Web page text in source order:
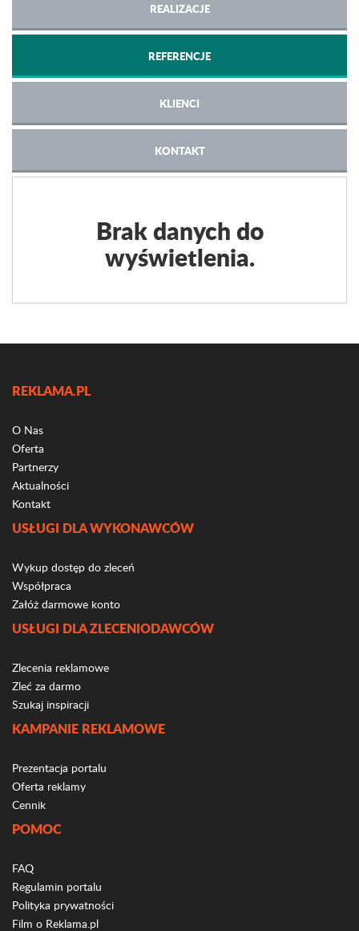
REALIZACJE
REFERENCJE
KLIENCI
KONTAKT
Brak danych do
wyświetlenia.
REKLAMA.PL
O Nas
Oferta
Partnerzy
Aktualności
Kontakt
USŁUGI DLA WYKONAWCÓW
Wykup dostęp do zleceń
Współpraca
Załóż darmowe konto
USŁUGI DLA ZLECENIODAWCÓW
Zlecenia reklamowe
Zleć za darmo
Szukaj inspiracji
KAMPANIE REKLAMOWE
Prezentacja portalu
Oferta reklamy
Cennik
POMOC
FAQ
Regulamin portalu
Polityka prywatności
Film o Reklama.pl